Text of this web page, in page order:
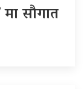
सौगात